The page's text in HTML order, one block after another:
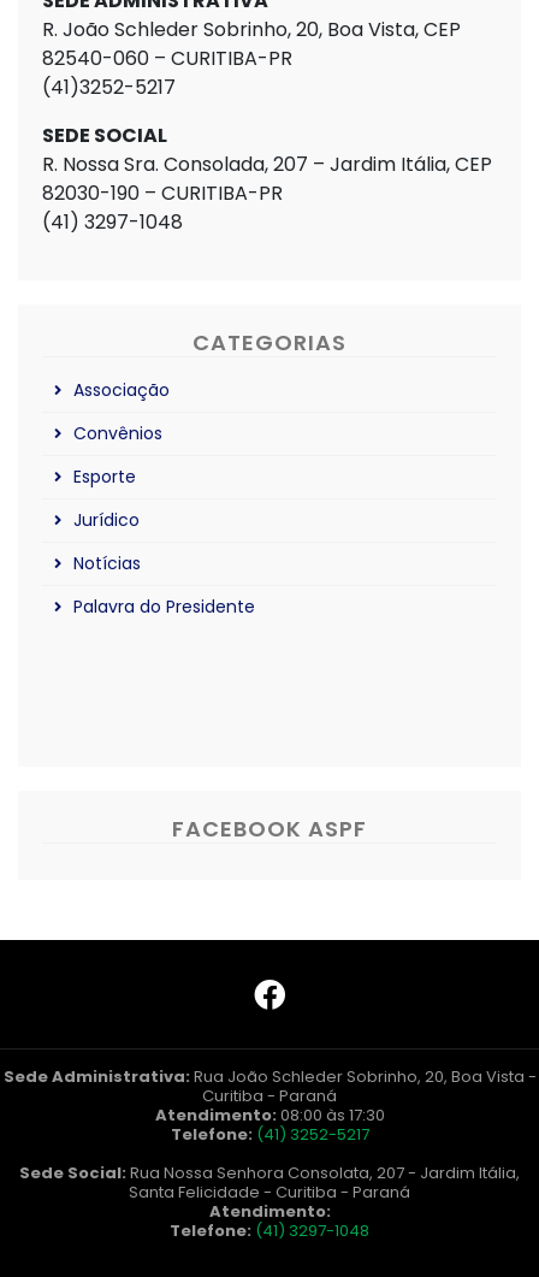
R. João Schleder Sobrinho, 20, Boa Vista, CEP
82540-060 – CURITIBA-PR
(41)3252-5217
SEDE SOCIAL
R. Nossa Sra. Consolada, 207 – Jardim Itália, CEP
82030-190 – CURITIBA-PR
(41) 3297-1048
CATEGORIAS
Associação
Convênios
Esporte
Jurídico
Notícias
Palavra do Presidente
FACEBOOK ASPF
Sede Administrativa: Rua João Schleder Sobrinho, 20, Boa Vista -
Curitiba - Paraná
Atendimento: 08:00 às 17:30
Telefone: (41) 3252-5217
Sede Social: Rua Nossa Senhora Consolata, 207 - Jardim Itália,
Santa Felicidade - Curitiba - Paraná
Atendimento:
Telefone: (41) 3297-1048